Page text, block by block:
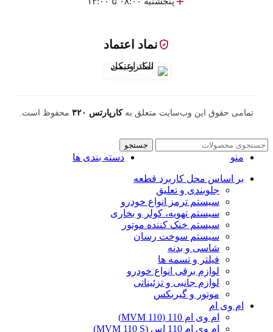
نماد اعتماد
تمامی حقوق این وب‌سایت متعلق بهکارپارتس ۳۲۰ محفوظ است.
جستجو
منو دسته بندی ها
بر اساس محل کاربرد قطعه
جلوبندی و تعلیق
سیستم ترمز انواع خودرو
سیستم تهویه، کولر و بخاری
سیستم خنک کننده موتور
سیستم سوخت رسان
شاسی و بدنه
فیلتر و تسمه ها
لوازم برقی انواع خودرو
لوازم جانبی و تزئیناتی
موتور و گیربکس
ام وی ام
ام وی ام 110 (MVM 110)
ام وی ام 110 اس (MVM 110 S)